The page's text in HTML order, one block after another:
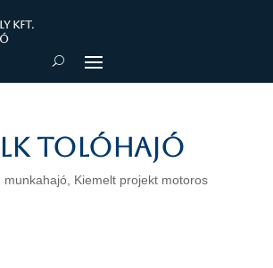
Kft.
tolóhajó
munkahajó, Kiemelt projekt motoros